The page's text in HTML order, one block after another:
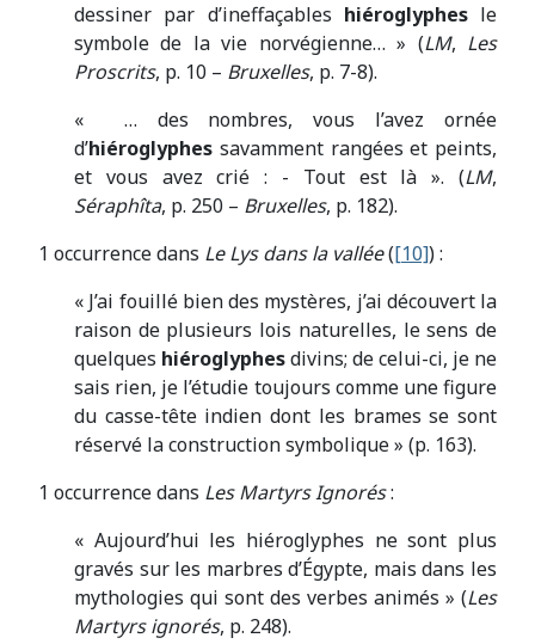
dessiner par d’ineffaçables hiéroglyphesle
symbole de la vie norvégienne… » (LM, Les
Proscrits, p. 10 – Bruxelles, p. 7-8).
« … des nombres, vous l’avez ornée
d’hiéroglyphes savamment rangées et peints,
et vous avez crié : - Tout est là ». (LM,
Séraphîta, p. 250 – Bruxelles, p. 182).
1 occurrence dans Le Lys dans la vallée([10]) :
« J’ai fouillé bien des mystères, j’ai découvert la
raison de plusieurs lois naturelles, le sens de
quelques hiéroglyphesdivins; de celui-ci, je ne
sais rien, je l’étudie toujours comme une figure
du casse-tête indien dont les brames se sont
réservé la construction symbolique » (p. 163).
1 occurrence dans Les Martyrs Ignorés:
« Aujourd’hui les hiéroglyphes ne sont plus
gravés sur les marbres d’Égypte, mais dans les
mythologies qui sont des verbes animés » (Les
Martyrs ignorés, p. 248).